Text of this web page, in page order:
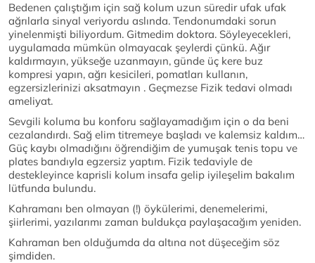
Bedenen çalıştığım için sağ kolum uzun süredir ufak ufak
ağrılarla sinyal veriyordu aslında. Tendonumdaki sorun
yinelenmişti biliyordum. Gitmedim doktora. Söyleyecekleri,
uygulamada mümkün olmayacak şeylerdi çünkü. Ağır
kaldırmayın, yükseğe uzanmayın, günde üç kere buz
kompresi yapın, ağrı kesicileri, pomatları kullanın,
egzersizlerinizi aksatmayın . Geçmezse Fizik tedavi olmadı
ameliyat.
Sevgili koluma bu konforu sağlayamadığım için o da beni
cezalandırdı. Sağ elim titremeye başladı ve kalemsiz kaldım…
Güç kaybı olmadığını öğrendiğim de yumuşak tenis topu ve
plates bandıyla egzersiz yaptım. Fizik tedaviyle de
destekleyince kaprisli kolum insafa gelip iyileşelim bakalım
lütfunda bulundu.
Kahramanı ben olmayan (!) öykülerimi, denemelerimi,
şiirlerimi, yazılarımı zaman buldukça paylaşacağım yeniden.
Kahraman ben olduğumda da altına not düşeceğim söz
şimdiden.